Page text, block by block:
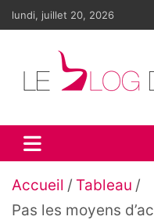
Aller
lundi, juillet 20, 2026
Le blog
LE blog de la décoration
Accueil
Tableau
Pas les moyens